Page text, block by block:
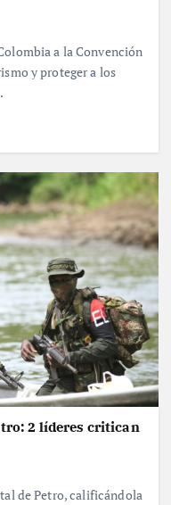
a la Convención
y proteger a los
2 líderes critican
de Petro, calificándola